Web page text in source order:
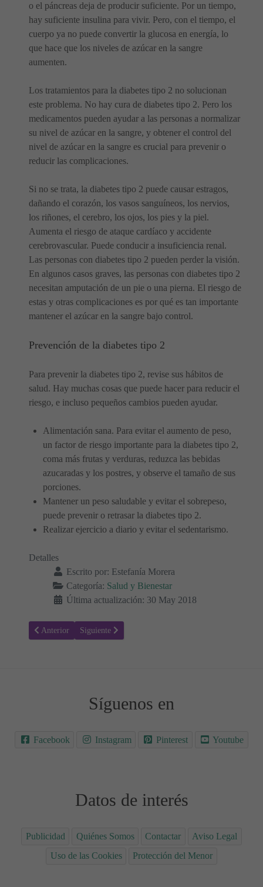
o el páncreas deja de producir suficiente. Por un tiempo,
hay suficiente insulina para vivir. Pero, con el tiempo, el
cuerpo ya no puede convertir la glucosa en energía, lo
que hace que los niveles de azúcar en la sangre
aumenten.
Los tratamientos para la diabetes tipo 2 no solucionan
este problema. No hay cura de diabetes tipo 2. Pero los
medicamentos pueden ayudar a las personas a normalizar
su nivel de azúcar en la sangre, y obtener el control del
nivel de azúcar en la sangre es crucial para prevenir o
reducir las complicaciones.
Si no se trata, la diabetes tipo 2 puede causar estragos,
dañando el corazón, los vasos sanguíneos, los nervios,
los riñones, el cerebro, los ojos, los pies y la piel.
Aumenta el riesgo de ataque cardíaco y accidente
cerebrovascular. Puede conducir a insuficiencia renal.
Las personas con diabetes tipo 2 pueden perder la visión.
En algunos casos graves, las personas con diabetes tipo 2
necesitan amputación de un pie o una pierna. El riesgo de
estas y otras complicaciones es por qué es tan importante
mantener el azúcar en la sangre bajo control.
Prevención de la diabetes tipo 2
Para prevenir la diabetes tipo 2, revise sus hábitos de
salud. Hay muchas cosas que puede hacer para reducir el
riesgo, e incluso pequeños cambios pueden ayudar.
Alimentación sana. Para evitar el aumento de peso,
un factor de riesgo importante para la diabetes tipo 2,
coma más frutas y verduras, reduzca las bebidas
azucaradas y los postres, y observe el tamaño de sus
porciones.
Mantener un peso saludable y evitar el sobrepeso,
puede prevenir o retrasar la diabetes tipo 2.
Realizar ejercicio a diario y evitar el sedentarismo.
Detalles
Escrito por: Estefanía Morera
Categoría: Salud y Bienestar
Última actualización: 30 May 2018
Artículo anterior: ¿En qué consiste la medicina ayurvédica?
Anterior Artículo siguiente: Identifica el dolor de cabeza: los 5
Siguiente
Síguenos en
Facebook Instagram Pinterest Youtube
Datos de interés
Publicidad Quiénes Somos Contactar
Aviso Legal
Uso de las Cookies
Protección del Menor